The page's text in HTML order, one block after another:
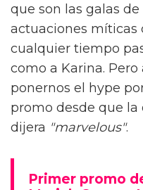
que son las galas
actuaciones míticas
cualquier tiempo
como a Karina. Pero
ponernos el hype
promo desde que la
dijera "marvelous".
Primer promo